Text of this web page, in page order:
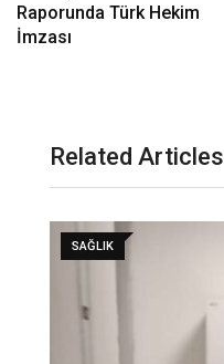
Raporunda Türk Hekim
İmzası
Related Articles
SAĞLIK